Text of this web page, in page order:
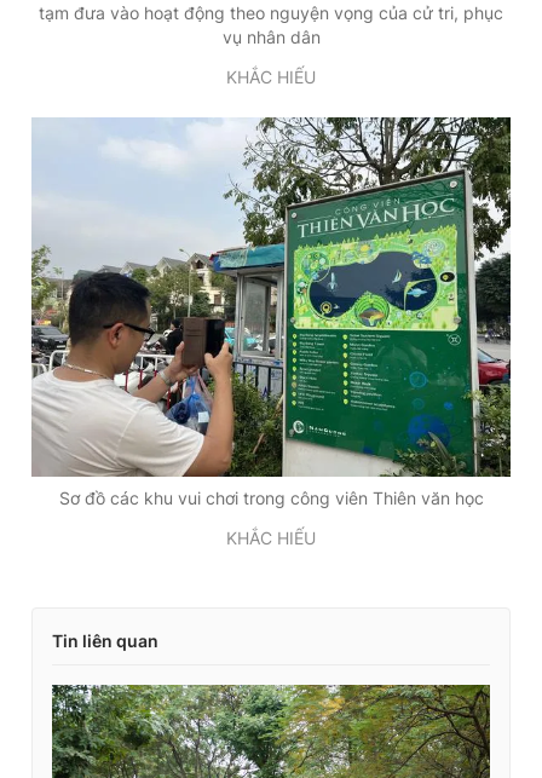
tạm đưa vào hoạt động theo nguyện vọng của cử tri, phục
vụ nhân dân
KHẮC HIẾU
Sơ đồ các khu vui chơi trong công viên Thiên văn học
KHẮC HIẾU
Tin liên quan